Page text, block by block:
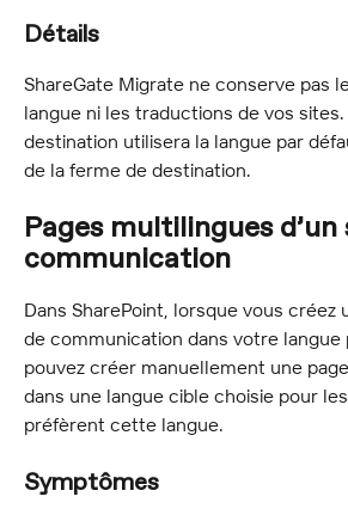
Détails
ShareGate Migrate ne conserve pas
langue ni les traductions de vos
destination utilisera la langue par
de la ferme de destination.
Pages multilingues d’un
communication
Dans SharePoint, lorsque vous créez
de communication dans votre langue
pouvez créer manuellement une
dans une langue cible choisie pour
préfèrent cette langue.
Symptômes